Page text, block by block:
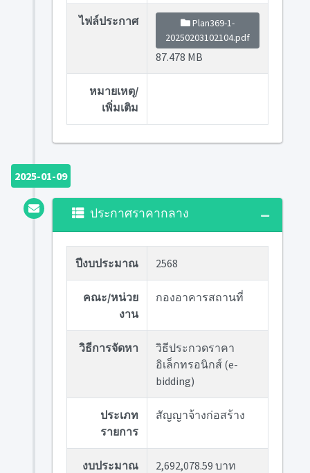
ไฟล์ประกาศ
Plan369-1-
20250203102104.pdf
87.478 MB
หมายเหตุ/
เพิ่มเติม
2025-01-09
ประกาศราคากลาง
ปีงบประมาณ 2568
คณะ/หน่วย
งาน
กองอาคารสถานที่
วิธีการจัดหา
วิธีประกวดราคา
อิเล็กทรอนิกส์ (e-
bidding)
ประเภท
รายการ
สัญญาจ้างก่อสร้าง
งบประมาณ 2,692,078.59 บาท